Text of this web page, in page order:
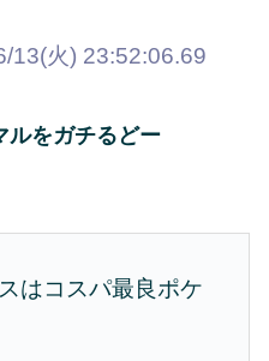
13(火) 23:52:06.69
ルをガチるどー
はコスパ最良ポケ